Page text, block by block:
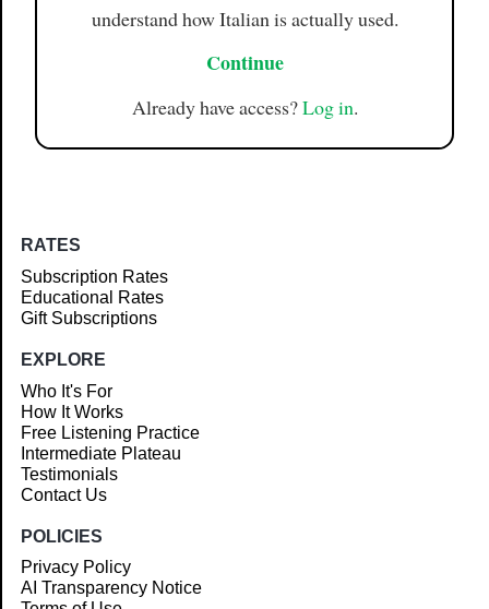
understand how Italian is actually used.
Continue
Already have access?Log in.
RATES
Subscription Rates
Educational Rates
Gift Subscriptions
EXPLORE
Who It's For
How It Works
Free Listening Practice
Intermediate Plateau
Testimonials
Contact Us
POLICIES
Privacy Policy
AI Transparency Notice